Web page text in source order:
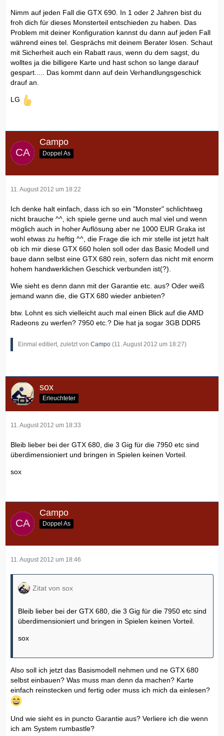
Nimm auf jeden Fall die GTX 690. In 1 oder 2 Jahren bist du
froh dich für dieses Monsterteil entschieden zu haben. Das
Problem mit deiner Konfiguration kannst du dann auf jeden Fall
während eines tel. Gesprächs mit deinem Berater lösen. Schaut
mit Sicherheit auch ein Rabatt raus, wenn du dem sagst, du
wolltes ja die billigere Karte und hast schon so lange darauf
gespart..... Das kommt dann auf dein Verhandlungsgeschick
drauf an.
LG
Campo
Doppel As
11. August 2012 um 18:22
Ich denke halt einfach, dass ich so ein "Monster" schlichtweg
nicht brauche ^^, ich spiele gerne und auch mal viel und wenn
möglich auch in hoher Auflösung aber ne 1000 EUR Graka ist
wohl etwas zu heftig ^^, die Frage die ich mir stelle ist jetzt halt
ob ich mir diese GTX 660 holen soll oder das Basic Modell und
baue dann selbst eine GTX 680 rein, sofern das nicht mit enorm
hohem handwerklichen Geschick verbunden ist(?).
Wie sieht es denn dann mit der Garantie etc. aus? Oder weiß
jemand wann die, die GTX 680 wieder anbieten?
btw. Lohnt es sich vielleicht auch mal einen Blick auf die AMD
Radeons zu werfen? 7950 etc.? Die hat ja sogar 3GB DDR5
Einmal editiert, zuletzt von Campo (11. August 2012 um 18:27)
sox
Erleuchteter
11. August 2012 um 18:33
Bleib lieber bei der GTX 680, die 3 Gig für die 7950 etc sind
überdimensioniert und bringen in Spielen keinen Vorteil.
sox
Campo
Doppel As
11. August 2012 um 18:46
Zitat von sox
Bleib lieber bei der GTX 680, die 3 Gig für die 7950 etc sind
überdimensioniert und bringen in Spielen keinen Vorteil.
sox
Also soll ich jetzt das Basismodell nehmen und ne GTX 680
selbst einbauen? Was muss man denn da machen? Karte
einfach reinstecken und fertig oder muss ich mich da einlesen?
Und wie sieht es in puncto Garantie aus? Verliere ich die wenn
ich am System rumbastle?